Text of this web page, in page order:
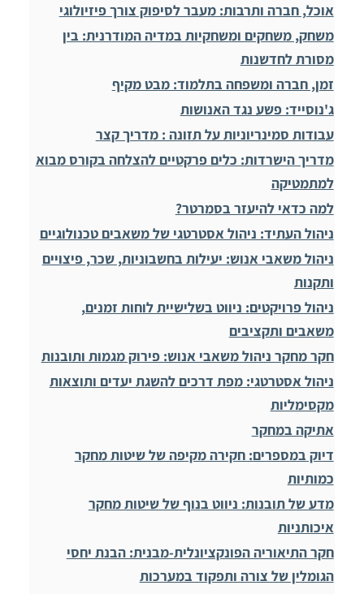
אוכל, חברה ותרבות: מעבר לסיפוק צורך פיזיולוגי
משחק, משחקים ומשחקיות במדיה המודרנית: בין
מסורת לחדשנות
זמן, חברה ומשפחה בתלמוד: מבט מקיף
ג'נוסייד: פשע נגד האנושות
עבודות סמינריוניות על תזונה : מדריך קצר
מדריך הישרדות: כלים פרקטיים להצלחה בקורס מבוא
למתמטיקה
למה כדאי להיעזר בסמרטר?
ניהול העתיד: ניהול אסטרטגי של משאבים טכנולוגיים
ניהול משאבי אנוש: יעילות בחשבוניות, שכר, פיצויים
ותקנות
ניהול פרויקטים: ניווט בשלישיית לוחות זמנים,
משאבים ותקציבים
חקר מחקר ניהול משאבי אנוש: פירוק מגמות ותובנות
ניהול אסטרטגי: מפת דרכים להשגת יעדים ותוצאות
מקסימליות
אתיקה במחקר
דיוק במספרים: חקירה מקיפה של שיטות מחקר
כמותיות
מדע של תובנות: ניווט בנוף של שיטות מחקר
איכותניות
חקר התיאוריה הפונקציונלית-מבנית: הבנת יחסי
הגומלין של צורה ותפקוד במערכות